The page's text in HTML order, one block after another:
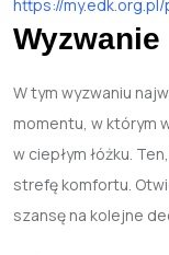
https://my.edk.org.pl/
Wyzwanie
W tym wyzwaniu
momentu, w którym
w ciepłym łóżku.
strefę komfortu.
szansę na kolejne